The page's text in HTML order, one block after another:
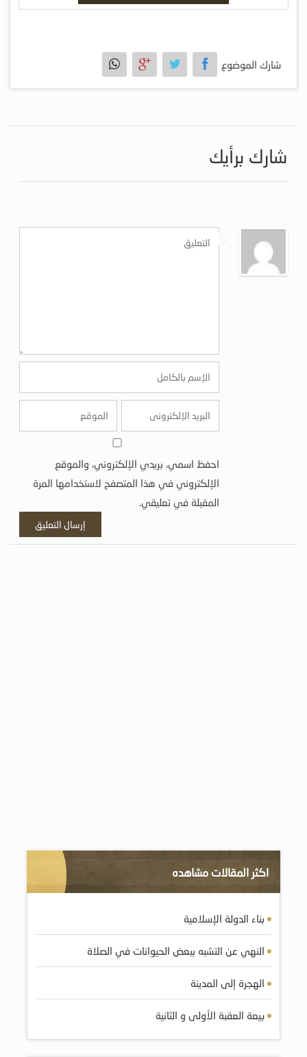
شارك الموضوع
شارك برأيك
احفظ اسمي، بريدي الإلكتروني، والموقع
الإلكتروني في هذا المتصفح لاستخدامها المرة
المقبلة في تعليقي.
اكثر المقالات مشاهده
بناء الدولة الإسلامية
النهي عن التشبه ببعض الحيوانات في الصلاة
الهجرة إلى المدينة
بيعة العقبة الأولى و الثانية